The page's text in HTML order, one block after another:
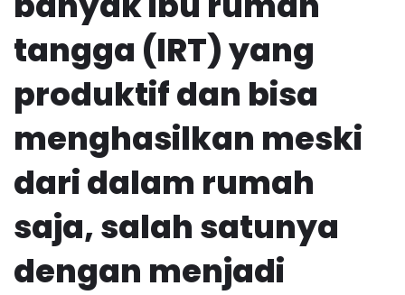
tangga (IRT) yang
produktif dan bisa
menghasilkan meski
dari dalam rumah
saja, salah satunya
dengan menjadi